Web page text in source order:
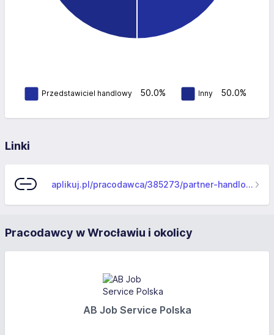
Przedstawiciel handlowy 50.0% Inny 50.0%
Linki
aplikuj.pl/pracodawca/385273/partner-handlowy-t-mobile-polska-fiber-fish-sp-z-o-o-
Pracodawcy w Wrocławiu i okolicy
AB Job Service Polska